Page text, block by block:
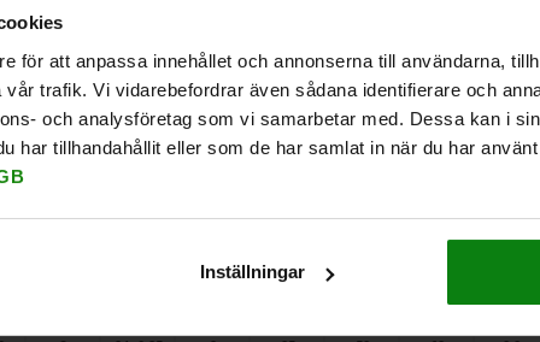
för att anpassa innehållet och annonserna till användarna,
trafik. Vi vidarebefordrar även sådana identifierare och
och analysföretag som vi samarbetar med. Dessa kan i
har tillhandahållit eller som de har samlat in när du har
Inställningar
B 25 -0,25 3 36 6,6
B 25 -0,25 3 17 30 38 6,6
3 19